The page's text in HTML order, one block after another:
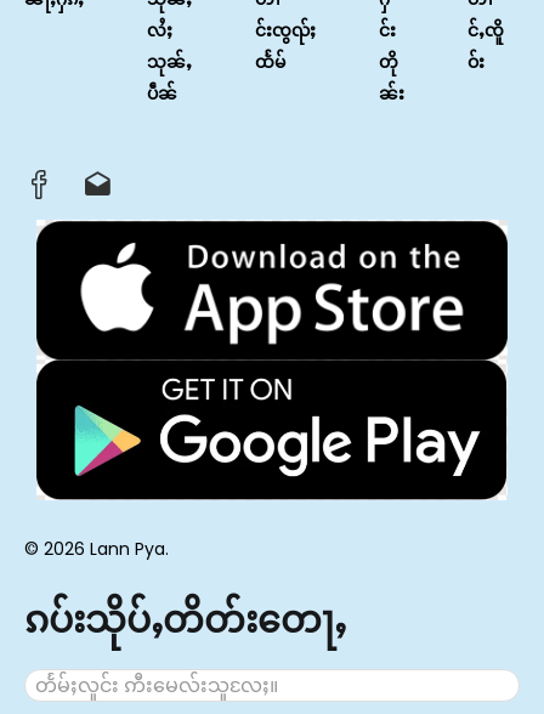
လႆႈ
သုၼ်ႇ
ပဵၼ်
င်းၸွၺ်ႈ
ထႅမ်
င်း
တို
ၼ်း
င်ႇၸိူ
ဝ်း
© 2026 Lann Pya.
ၵပ်းသိုပ်ႇတိတ်းတေႃႇ